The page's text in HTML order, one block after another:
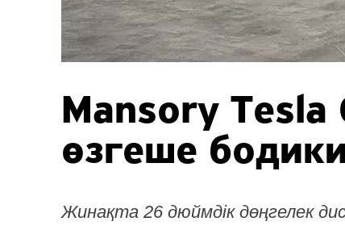
Mansory Tesla
өзгеше
Жинақта 26 дюймдік дөңгелек